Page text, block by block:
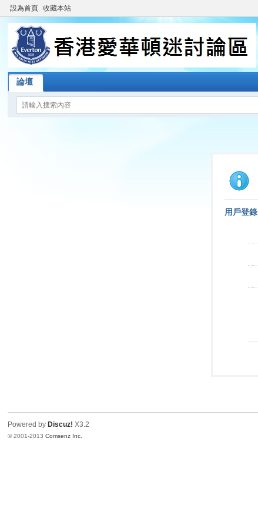
設為首頁 收藏本站
論壇
用戶登錄
Powered by Discuz! X3.2
© 2001-2013Comsenz Inc.